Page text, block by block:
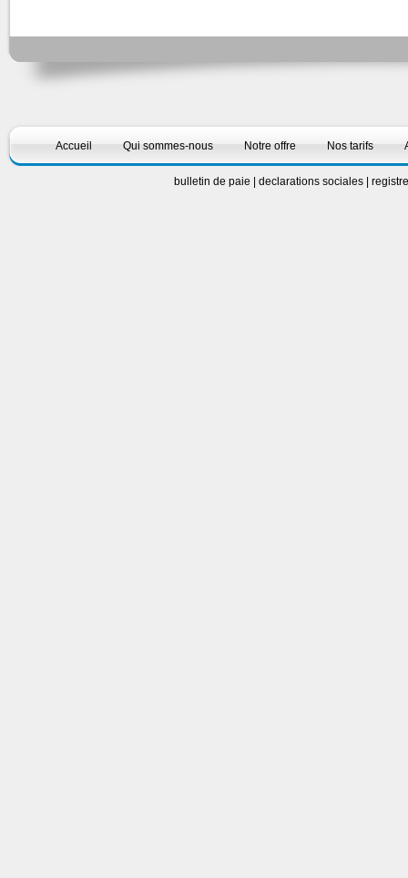
Accueil Qui sommes-nous Notre offre Nos tarifs
bulletin de paie declarations sociales